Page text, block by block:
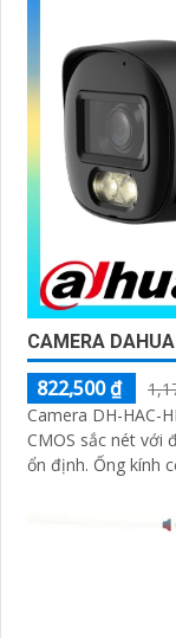
CAMERA
822,500 ₫
Camera DH-HAC-
CMOS sắc nét với
ổn định.